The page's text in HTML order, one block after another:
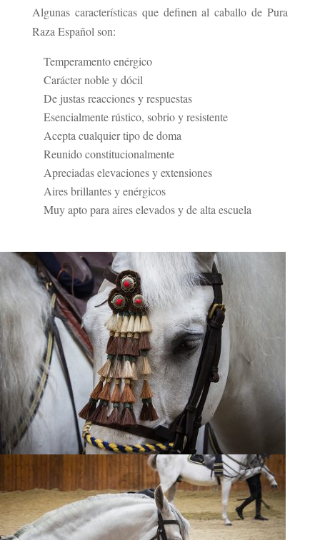
Algunas características que definen al caballo de Pura
Raza Español son:
Temperamento enérgico
Carácter noble y dócil
De justas reacciones y respuestas
Esencialmente rústico, sobrio y resistente
Acepta cualquier tipo de doma
Reunido constitucionalmente
Apreciadas elevaciones y extensiones
Aires brillantes y enérgicos
Muy apto para aires elevados y de alta escuela